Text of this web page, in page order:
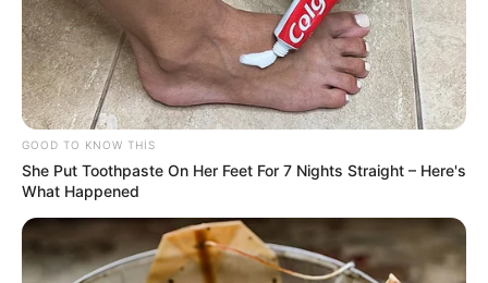
11:03 / 06 Avqust 2026 CƏMİYYƏT
Ofisdə yanğın -
71 0 0
GOOD TO KNOW THIS
She Put Toothpaste On Her Feet For 7 Nights Straight – Here's
What Happened